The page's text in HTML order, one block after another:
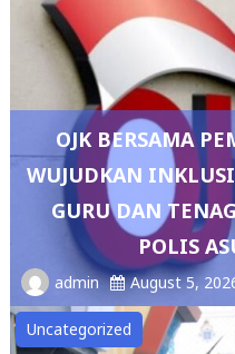
OJK BERSAMA
WUJUDKAN
GURU DAN
POLIS
admin August 5,
Uncategorized